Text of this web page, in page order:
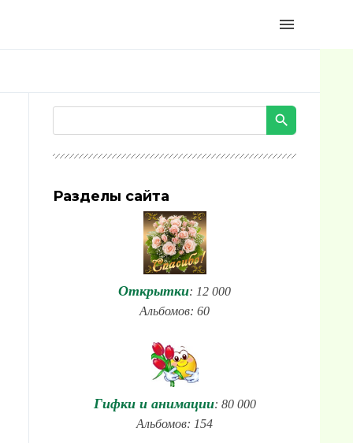
menu
Разделы сайта
Открытки: 12 000
Альбомов: 60
Гифки и анимации: 80 000
Альбомов: 154